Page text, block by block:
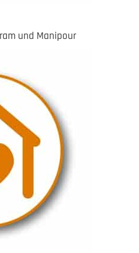
und Manipour